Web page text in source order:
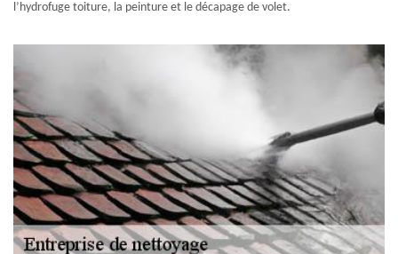
l’hydrofuge toiture, la peinture et le décapage de volet.